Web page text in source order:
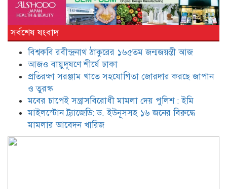
সাংবাদিক হওয়ার নীতিমালা চান
ডিসিরা : ডা. জাহেদ উর রহমান
মুফতি আমির হামজাকে উদ্দেশ করে
‘ভুয়া ভুয়া’ স্লোগান
তাপস-নানকসহ ২৮ জনের বিরুদ্ধে
অভিযোগ গঠন আদেশ আজ
সর্বশেষ ষংবাদ
বিশ্বকবি রবীন্দ্রনাথ ঠাকুরের ১৬৫তম জন্মজয়ন্তী আজ
আজও বায়ুদূষণে শীর্ষে ঢাকা
প্রতিরক্ষা সরঞ্জাম খাতে সহযোগিতা জোরদার করছে জাপান
ও তুরস্ক
মবের চাপেই সন্ত্রাসবিরোধী মামলা দেয় পুলিশ : ইমি
মাইলস্টোন ট্র্যাজেডি: ড. ইউনূসসহ ১৬ জনের বিরুদ্ধে
মামলার আবেদন খারিজ